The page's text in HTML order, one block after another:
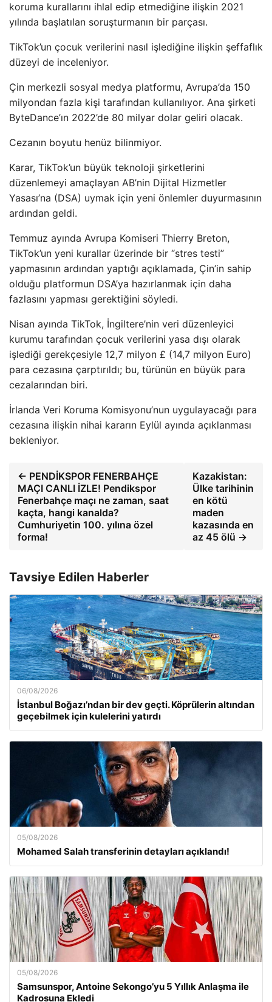
koruma kurallarını ihlal edip etmediğine ilişkin 2021
yılında başlatılan soruşturmanın bir parçası.
TikTok’un çocuk verilerini nasıl işlediğine ilişkin şeffaflık
düzeyi de inceleniyor.
Çin merkezli sosyal medya platformu, Avrupa’da 150
milyondan fazla kişi tarafından kullanılıyor. Ana şirketi
ByteDance’ın 2022’de 80 milyar dolar geliri olacak.
Cezanın boyutu henüz bilinmiyor.
Karar, TikTok’un büyük teknoloji şirketlerini
düzenlemeyi amaçlayan AB’nin Dijital Hizmetler
Yasası’na (DSA) uymak için yeni önlemler duyurmasının
ardından geldi.
Temmuz ayında Avrupa Komiseri Thierry Breton,
TikTok’un yeni kurallar üzerinde bir “stres testi”
yapmasının ardından yaptığı açıklamada, Çin’in sahip
olduğu platformun DSA’ya hazırlanmak için daha
fazlasını yapması gerektiğini söyledi.
Nisan ayında TikTok, İngiltere’nin veri düzenleyici
kurumu tarafından çocuk verilerini yasa dışı olarak
işlediği gerekçesiyle 12,7 milyon £ (14,7 milyon Euro)
para cezasına çarptırıldı; bu, türünün en büyük para
cezalarından biri.
İrlanda Veri Koruma Komisyonu’nun uygulayacağı para
cezasına ilişkin nihai kararın Eylül ayında açıklanması
bekleniyor.
← PENDİKSPOR FENERBAHÇE
MAÇI CANLI İZLE! Pendikspor
Fenerbahçe maçı ne zaman, saat
kaçta, hangi kanalda?
Cumhuriyetin 100. yılına özel
forma!
Kazakistan:
Ülke tarihinin
en kötü
maden
kazasında en
az 45 ölü →
Tavsiye Edilen Haberler
06/08/2026
İstanbul Boğazı’ndan bir dev geçti. Köprülerin altından
geçebilmek için kulelerini yatırdı
05/08/2026
Mohamed Salah transferinin detayları açıklandı!
05/08/2026
Samsunspor, Antoine Sekongo’yu 5 Yıllık Anlaşma ile
Kadrosuna Ekledi